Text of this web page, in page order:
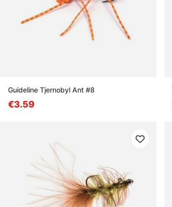
Guideline Tjernobyl Ant #8
€3.59